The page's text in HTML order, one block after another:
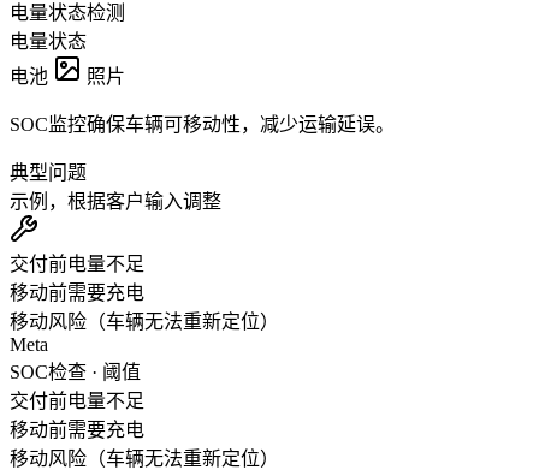
电量状态检测
电量状态
电池
照片
SOC监控确保车辆可移动性，减少运输延误。
典型问题
示例，根据客户输入调整
交付前电量不足
移动前需要充电
移动风险（车辆无法重新定位）
Meta
SOC检查 · 阈值
交付前电量不足
移动前需要充电
移动风险（车辆无法重新定位）